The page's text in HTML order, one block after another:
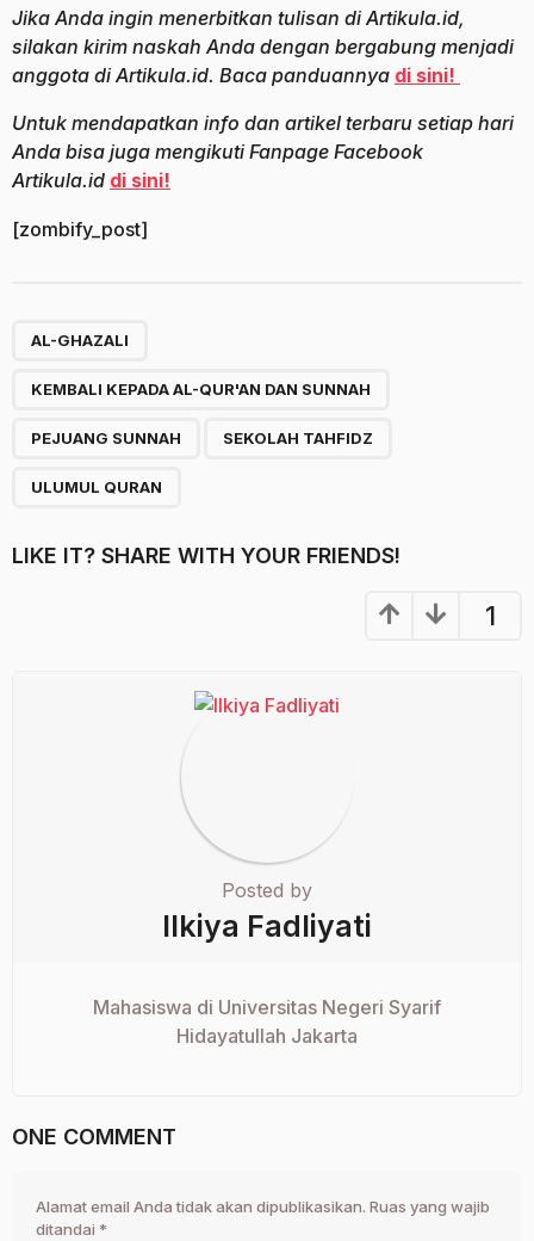
Jika Anda ingin menerbitkan tulisan di Artikula.id,
silakan kirim naskah Anda dengan bergabung menjadi
anggota di Artikula.id. Baca panduannya di sini!
Untuk mendapatkan info dan artikel terbaru setiap hari
Anda bisa juga mengikuti Fanpage Facebook
Artikula.id di sini!
[zombify_post]
AL-GHAZALI
KEMBALI KEPADA AL-QUR'AN DAN SUNNAH
PEJUANG SUNNAH SEKOLAH TAHFIDZ
ULUMUL QURAN
LIKE IT? SHARE WITH YOUR FRIENDS!
1
Posted by
Ilkiya Fadliyati
Mahasiswa di Universitas Negeri Syarif
Hidayatullah Jakarta
ONE COMMENT
Alamat email Anda tidak akan dipublikasikan. Ruas yang wajib
ditandai *